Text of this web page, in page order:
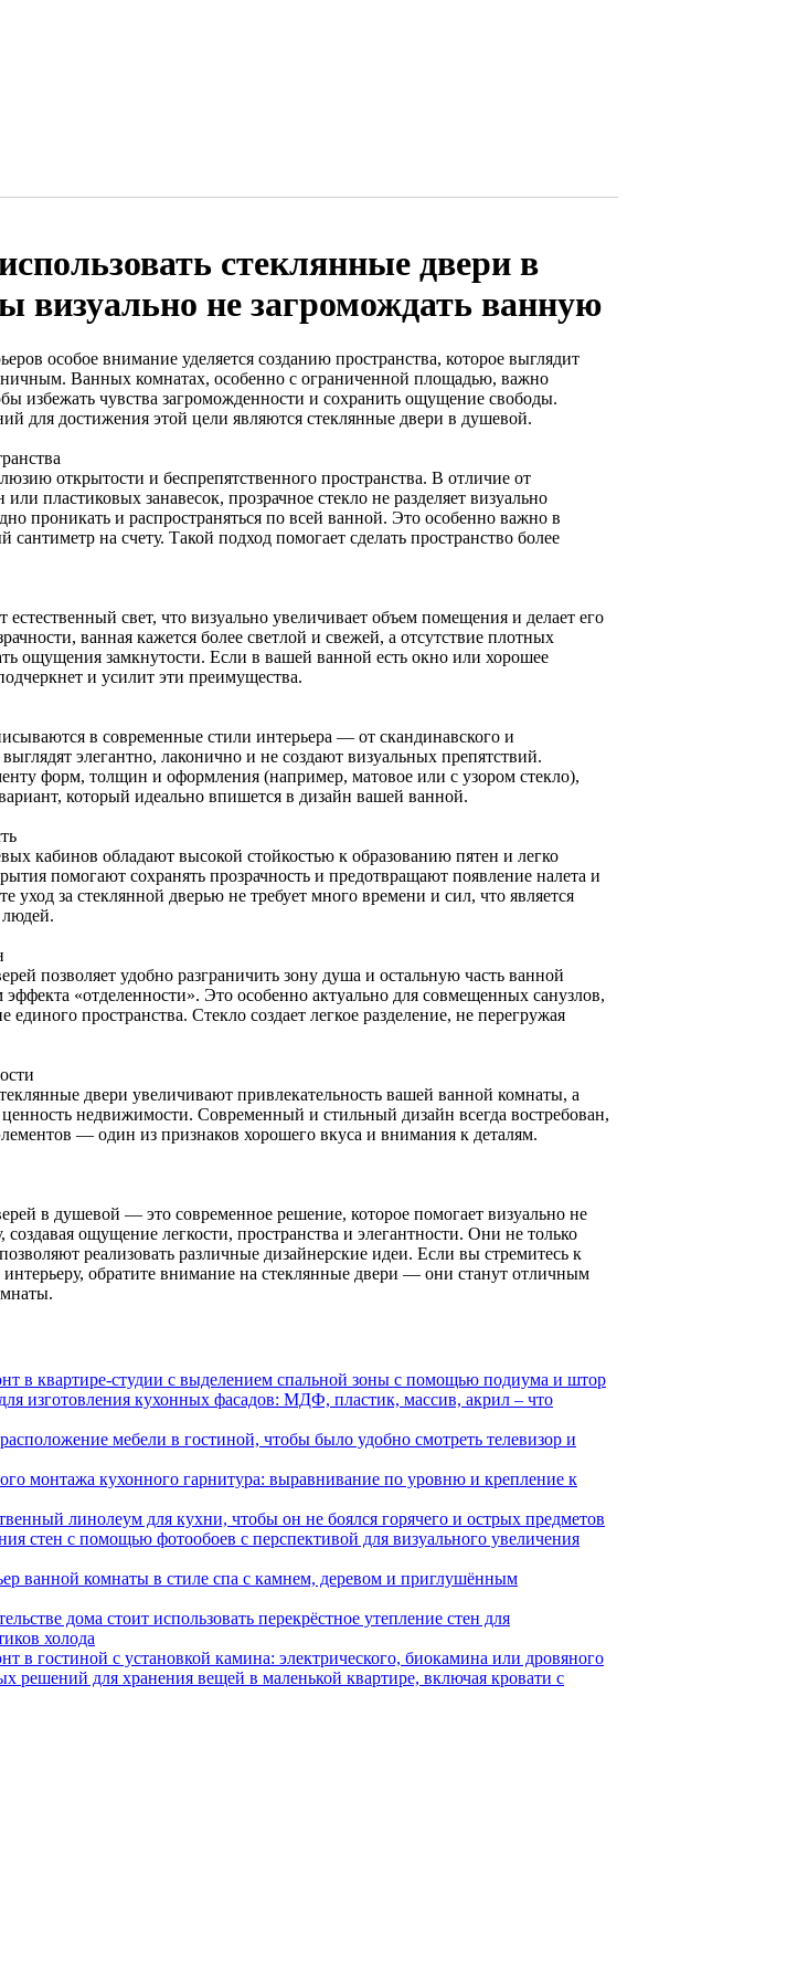
стеклянные двери в
визуально не загромождать ванную
особое внимание уделяется созданию пространства, которое выглядит
Ванных комнатах, особенно с ограниченной площадью, важно
избежать чувства загроможденности и сохранить ощущение свободы.
для достижения этой цели являются стеклянные двери в душевой.
открытости и беспрепятственного пространства. В отличие от
пластиковых занавесок, прозрачное стекло не разделяет визуально
проникать и распространяться по всей ванной. Это особенно важно в
на счету. Такой подход помогает сделать пространство более
свет, что визуально увеличивает объем помещения и делает его
ванная кажется более светлой и свежей, а отсутствие плотных
ощущения замкнутости. Если в вашей ванной есть окно или хорошее
и усилит эти преимущества.
в современные стили интерьера — от скандинавского и
элегантно, лаконично и не создают визуальных препятствий.
форм, толщин и оформления (например, матовое или с узором стекло),
который идеально впишется в дизайн вашей ванной.
кабинов обладают высокой стойкостью к образованию пятен и легко
помогают сохранять прозрачность и предотвращают появление налета и
уход за стеклянной дверью не требует много времени и сил, что является
позволяет удобно разграничить зону душа и остальную часть ванной
«отделенности». Это особенно актуально для совмещенных санузлов,
пространства. Стекло создает легкое разделение, не перегружая
двери увеличивают привлекательность вашей ванной комнаты, а
недвижимости. Современный и стильный дизайн всегда востребован,
— один из признаков хорошего вкуса и внимания к деталям.
в душевой — это современное решение, которое помогает визуально не
ощущение легкости, пространства и элегантности. Они не только
реализовать различные дизайнерские идеи. Если вы стремитесь к
обратите внимание на стеклянные двери — они станут отличным
в квартире-студии с выделением спальной зоны с помощью подиума и штор
изготовления кухонных фасадов: МДФ, пластик, массив, акрил – что
мебели в гостиной, чтобы было удобно смотреть телевизор и
монтажа кухонного гарнитура: выравнивание по уровню и крепление к
линолеум для кухни, чтобы он не боялся горячего и острых предметов
стен с помощью фотообоев с перспективой для визуального увеличения
ванной комнаты в стиле спа с камнем, деревом и приглушённым
дома стоит использовать перекрёстное утепление стен для
холода
в гостиной с установкой камина: электрического, биокамина или дровяного
решений для хранения вещей в маленькой квартире, включая кровати с